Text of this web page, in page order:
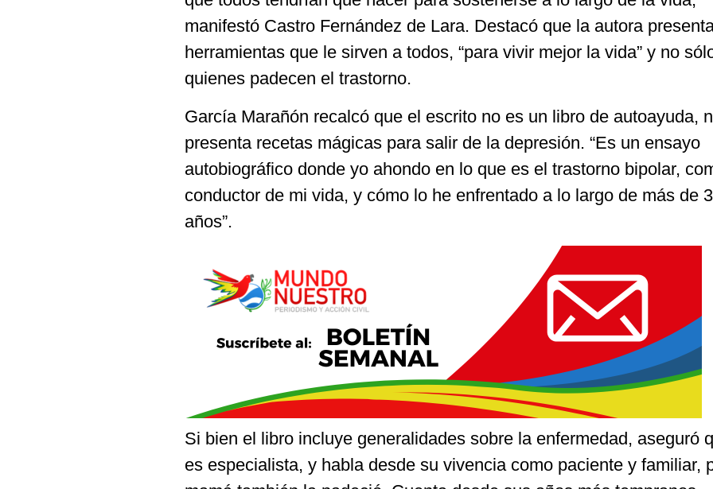
manifestó Castro Fernández de Lara. Destacó que la autora
herramientas que le sirven a todos, “para vivir mejor la vida” y no
quienes padecen el trastorno.
García Marañón recalcó que el escrito no es un libro de autoayuda,
presenta recetas mágicas para salir de la depresión. “Es un ensayo
autobiográfico donde yo ahondo en lo que es el trastorno bipolar,
conductor de mi vida, y cómo lo he enfrentado a lo largo de más de
años”.
Si bien el libro incluye generalidades sobre la enfermedad, aseguró
es especialista, y habla desde su vivencia como paciente y familiar,